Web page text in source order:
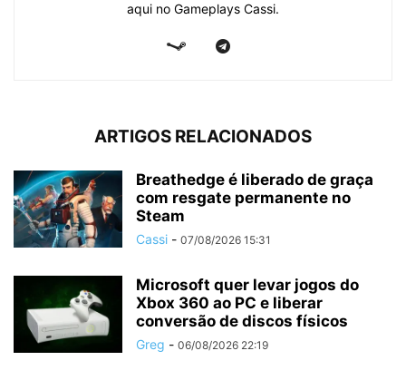
aqui no Gameplays Cassi.
ARTIGOS RELACIONADOS
Breathedge é liberado de graça
com resgate permanente no
Steam
Cassi - 07/08/2026 15:31
Microsoft quer levar jogos do
Xbox 360 ao PC e liberar
conversão de discos físicos
Greg - 06/08/2026 22:19